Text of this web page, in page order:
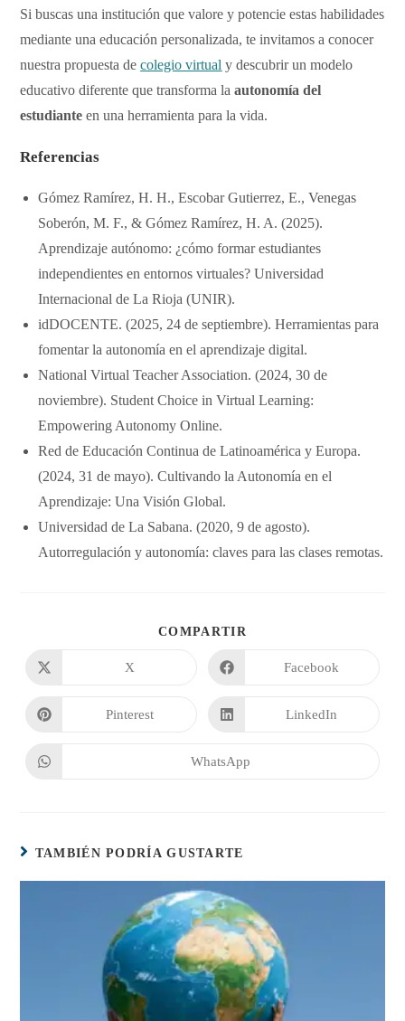
​Si buscas una institución que valore y potencie estas habilidades
mediante una educación personalizada, te invitamos a conocer
nuestra propuesta decolegio virtual y descubrir un modelo
educativo diferente que transforma laautonomía del
estudiante en una herramienta para la vida.
Referencias
Gómez Ramírez, H. H., Escobar Gutierrez, E., Venegas
Soberón, M. F., & Gómez Ramírez, H. A. (2025).
Aprendizaje autónomo: ¿cómo formar estudiantes
independientes en entornos virtuales? Universidad
Internacional de La Rioja (UNIR).
​idDOCENTE. (2025, 24 de septiembre). Herramientas para
fomentar la autonomía en el aprendizaje digital.
​National Virtual Teacher Association. (2024, 30 de
noviembre). Student Choice in Virtual Learning:
Empowering Autonomy Online.
​Red de Educación Continua de Latinoamérica y Europa.
(2024, 31 de mayo). Cultivando la Autonomía en el
Aprendizaje: Una Visión Global.
​Universidad de La Sabana. (2020, 9 de agosto).
Autorregulación y autonomía: claves para las clases remotas.
COMPARTIR
X Facebook
Pinterest LinkedIn
WhatsApp
TAMBIÉN PODRÍA GUSTARTE